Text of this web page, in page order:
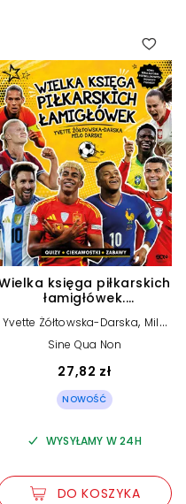
5.00
księga piłkarskich
łamigłówek.
Reprezentacje
Yvette Żółtowska-Darska, Milo
Darski
Sine Qua Non
27,82 zł
NOWOŚĆ
WYSYŁAMY W 24H
DO KOSZYKA